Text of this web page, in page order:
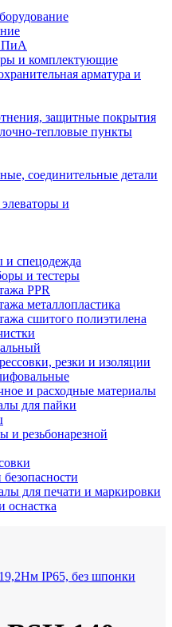
и комплектующие
арматура и
защитные покрытия
тепловые пункты
соединительные детали
и
и спецодежда
и тестеры
PPR
металлопластика
сшитого полиэтилена
резки и изоляции
и расходные материалы
для пайки
и резьбонарезной
для печати и маркировки
оснастка
IP65, без шпонки